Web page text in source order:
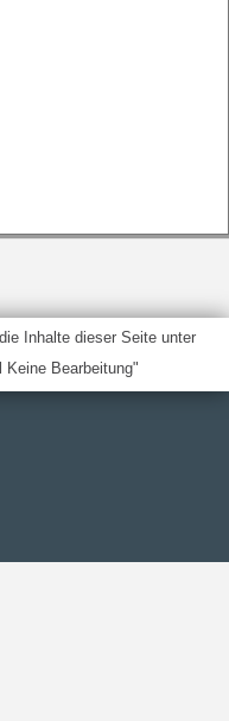
Inhalte dieser Seite unter